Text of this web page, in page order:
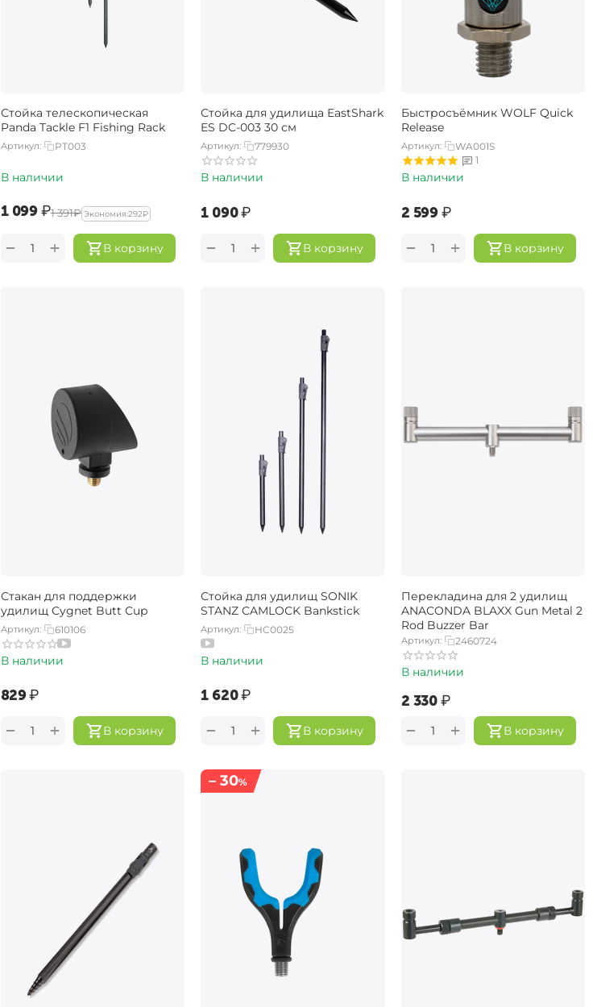
Стойка телескопическая
Panda Tackle F1 Fishing Rack
Артикул: PT003
В наличии
‍1 099‍₽‍1 391‍₽ Экономия:‍292‍₽
В корзину
+
−
Стойка для удилища EastShark
ES DC-003 30 см
Артикул: 779930
В наличии
‍1 090‍₽
В корзину
+
−
Быстросъёмник WOLF Quick
Release
Артикул:
WA001S
1
В наличии
‍2 599‍₽
В корзину
+
−
Стакан для поддержки
удилищ Cygnet Butt Cup
Артикул: 610106
В наличии
‍829‍₽
В корзину
+
−
Стойка для удилищ SONIK
STANZ CAMLOCK Bankstick
Артикул: HC0025
В наличии
‍1 620‍₽
В корзину
+
−
Перекладина для 2 удилищ
ANACONDA BLAXX Gun Metal 2
Rod Buzzer Bar
Артикул: 2460724
В наличии
‍2 330‍₽
В корзину
+
−
– 30%